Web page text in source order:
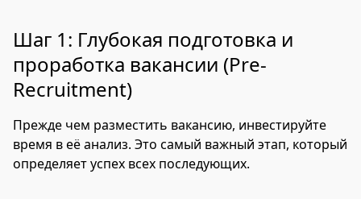
Шаг 1: Глубокая подготовка и
проработка вакансии (Pre-
Recruitment)
Прежде чем разместить вакансию, инвестируйте
время в её анализ. Это самый важный этап, который
определяет успех всех последующих.